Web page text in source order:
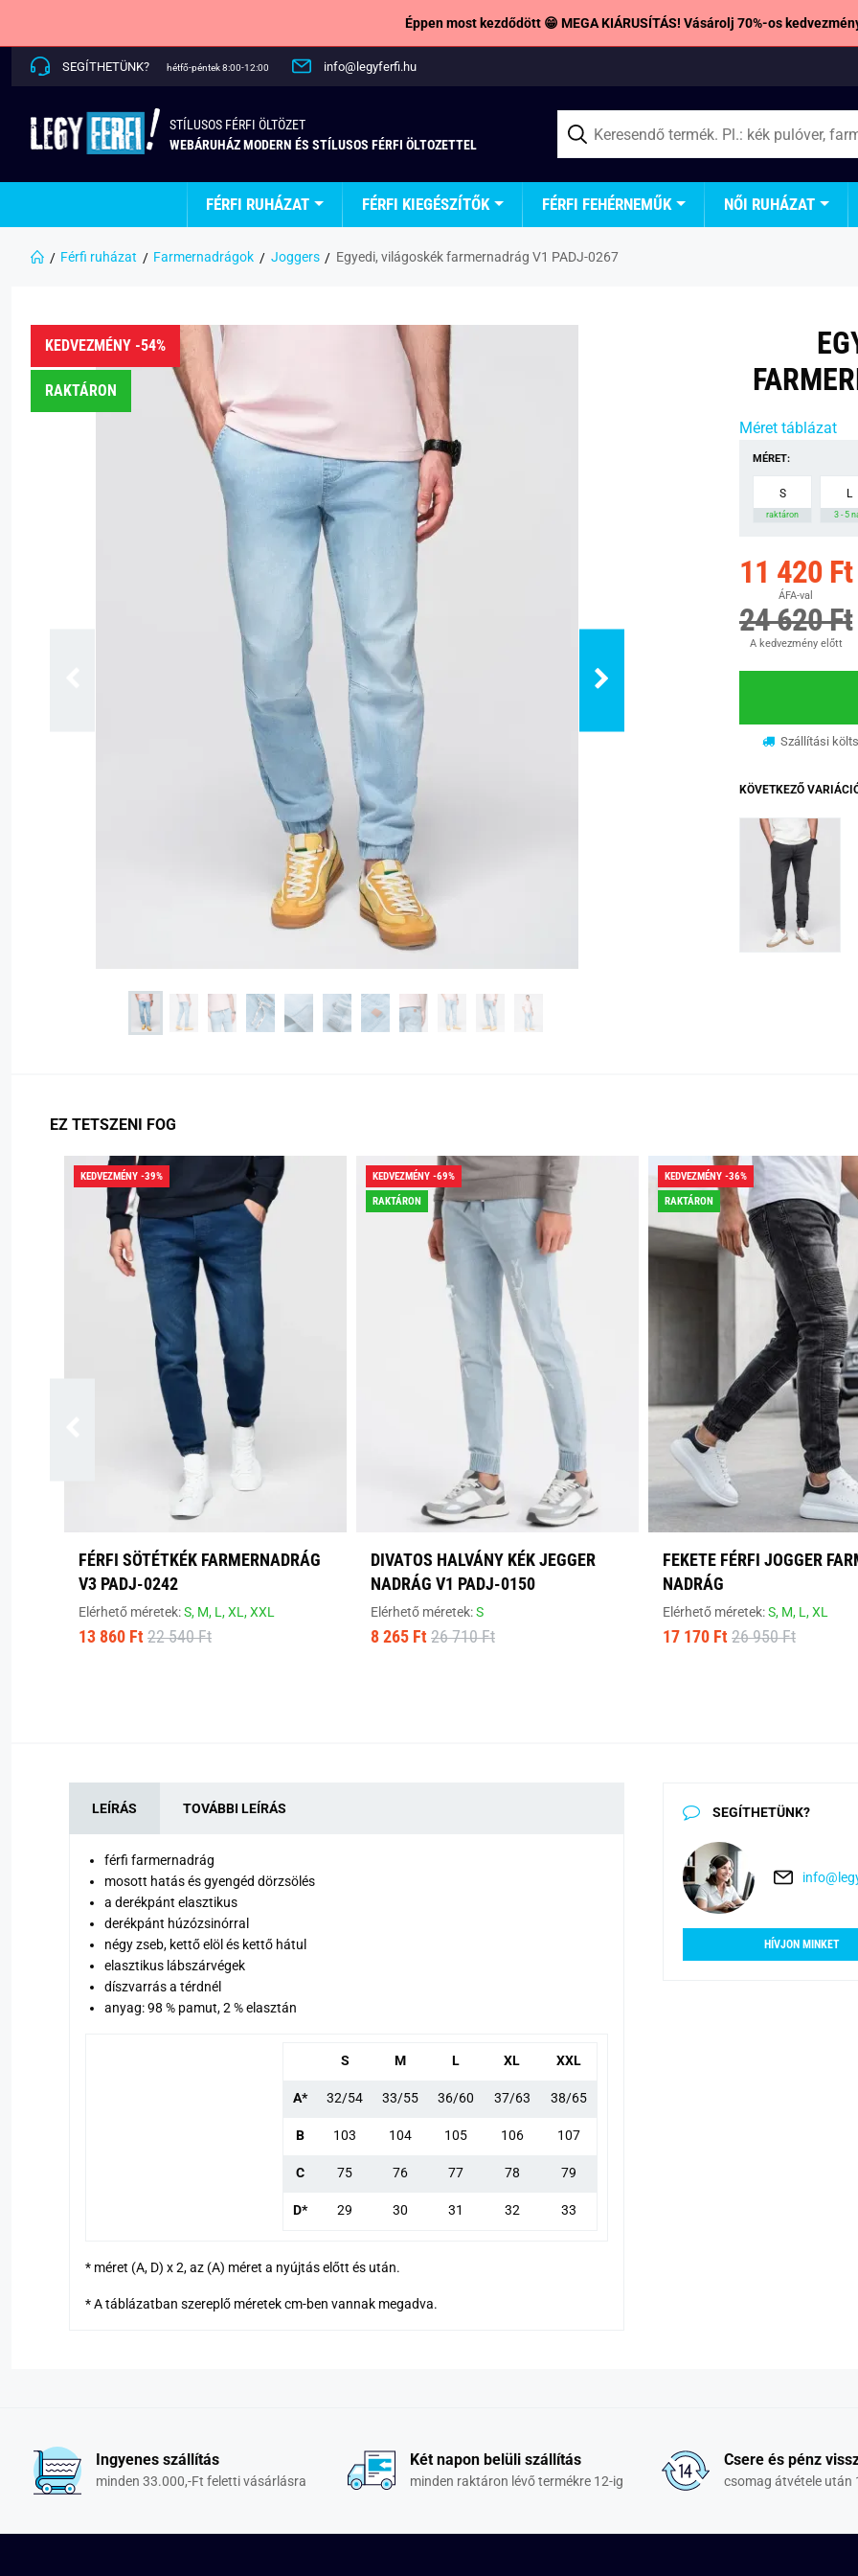
Éppen most kezdődött 😁 MEGA KIÁRUSÍTÁS! Vásárolj 70%-os
SEGÍTHETÜNK? hétfő-péntek 8:00-12:00 info@legyferfi.hu
STÍLUSOS FÉRFI ÖLTÖZET
WEBÁRUHÁZ MODERN ÉS STÍLUSOS FÉRFI ÖLTOZETTEL
FÉRFI RUHÁZAT FÉRFI KIEGÉSZÍTŐK FÉRFI FEHÉRNEMŰK NŐI RUHÁZAT
Férfi ruházat Farmernadrágok Joggers Egyedi, világoskék farmernadrág V1 PADJ-0267
KEDVEZMÉNY -54%
RAKTÁRON
Méret táblázat
MÉRET:
S
raktáron
L
3 - 5
11 420 Ft
ÁFA-val
24 620 Ft
A kedvezmény előtt
Szállítási
KÖVETKEZŐ
EZ TETSZENI FOG
KEDVEZMÉNY -39%
FÉRFI SÖTÉTKÉK FARMERNADRÁG
V3 PADJ-0242
Elérhető méretek:S, M, L,XL,XXL
13 860 Ft 22 540 Ft
KEDVEZMÉNY -69%
RAKTÁRON
DIVATOS HALVÁNY KÉK JEGGER
NADRÁG V1 PADJ-0150
Elérhető méretek:S
8 265 Ft 26 710 Ft
KEDVEZMÉNY -36%
RAKTÁRON
FEKETE FÉRFI JOGGER
NADRÁG
Elérhető méretek:S, M, L,XL
17 170 Ft 26 950 Ft
LEÍRÁS TOVÁBBI LEÍRÁS
férfi farmernadrág
mosott hatás és gyengéd dörzsölés
a derékpánt elasztikus
derékpánt húzózsinórral
négy zseb, kettő elöl és kettő hátul
elasztikus lábszárvégek
díszvarrás a térdnél
anyag: 98 % pamut, 2 % elasztán
S M L XL XXL
A* 32/54 33/55 36/60 37/63 38/65
B 103 104 105 106 107
C 75 76 77 78 79
D* 29 30 31 32 33
* méret (A, D) x 2, az (A) méret a nyújtás előtt és után.
* A táblázatban szereplő méretek cm-ben vannak megadva.
SEGÍTHETÜNK?
HÍVJON MINKET
Ingyenes szállítás
minden 33.000,-Ft feletti vásárlásra
Két napon belüli szállítás
minden raktáron lévő termékre 12-ig
Csere és pénz
csomag átvétele után